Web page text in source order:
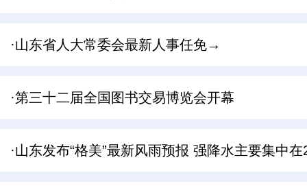
·山东省人大常委会最新人事任免→
·第三十二届全国图书交易博览会开幕
·山东发布“格美”最新风雨预报 强降水主要集中